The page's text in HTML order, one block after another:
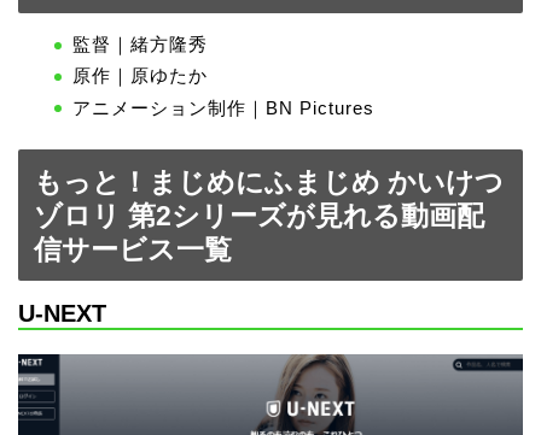
監督｜緒方隆秀
原作｜原ゆたか
アニメーション制作｜BN Pictures
もっと！まじめにふまじめ かいけつ
ゾロリ 第2シリーズが見れる動画配
信サービス一覧
U-NEXT